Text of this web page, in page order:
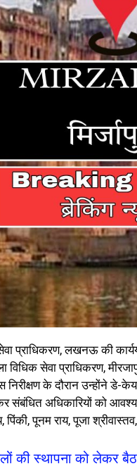
प्राधिकरण, लखनऊ की
सेवा प्राधिकरण,
के दौरान उन्होंने डे-
अधिकारियों को आवश्यक
पिंकी, पूनम राय, पूजा
की स्थापना को लेकर